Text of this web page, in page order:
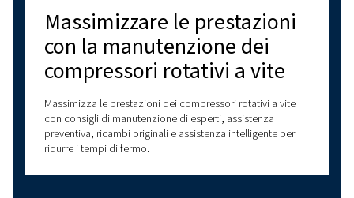
Scopri altri argomenti
ULTIMI BLOG COMPRESSORI A VITE
COMPRESSORI A PISTONE